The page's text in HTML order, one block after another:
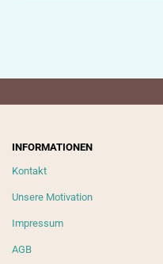
INFORMATIONEN
Kontakt
Unsere Motivation
Impressum
AGB